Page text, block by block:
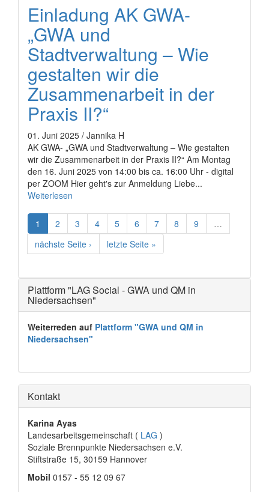
Einladung AK GWA-
„GWA und
Stadtverwaltung – Wie
gestalten wir die
Zusammenarbeit in der
Praxis II?“
01. Juni 2025 / Jannika H
AK GWA- „GWA und Stadtverwaltung – Wie gestalten
wir die Zusammenarbeit in der Praxis II?“ Am Montag
den 16. Juni 2025 von 14:00 bis ca. 16:00 Uhr - digital
per ZOOM Hier geht's zur Anmeldung Liebe...
Weiterlesen
1 2 3 4 5 6 7 8 9
…
nächste Seite ›
letzte Seite »
Plattform "LAG Social - GWA und QM in
Niedersachsen"
Weiterreden auf Plattform "GWA und QM in
Niedersachsen"
Kontakt
Karina Ayas
Landesarbeitsgemeinschaft ( LAG )
Soziale Brennpunkte Niedersachsen e.V.
Stiftstraße 15, 30159 Hannover
Mobil 0157 - 55 12 09 67